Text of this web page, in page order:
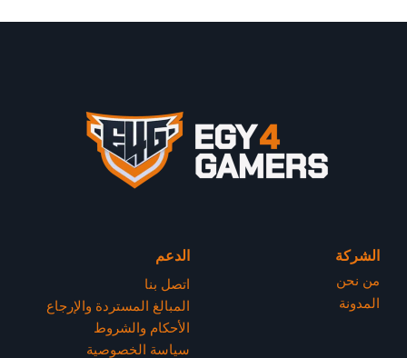
الشركة
من نحن
المدونة
الدعم
اتصل بنا
المبالغ المستردة والإرجاع
الأحكام والشروط
سياسة الخصوصية